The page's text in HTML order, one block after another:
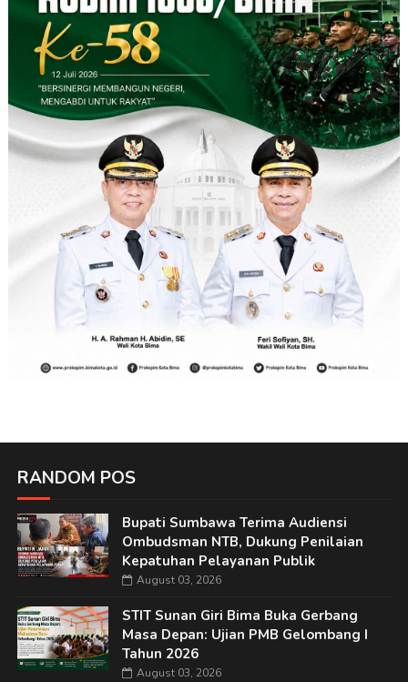
RANDOM POS
Bupati Sumbawa Terima Audiensi
Ombudsman NTB, Dukung Penilaian
Kepatuhan Pelayanan Publik
August 03, 2026
STIT Sunan Giri Bima Buka Gerbang
Masa Depan: Ujian PMB Gelombang I
Tahun 2026
August 03, 2026